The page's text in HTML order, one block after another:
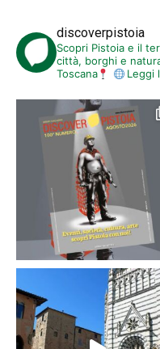
discoverpistoia
Scopri Pistoia e il
città, borghi e
Toscana
Leggi